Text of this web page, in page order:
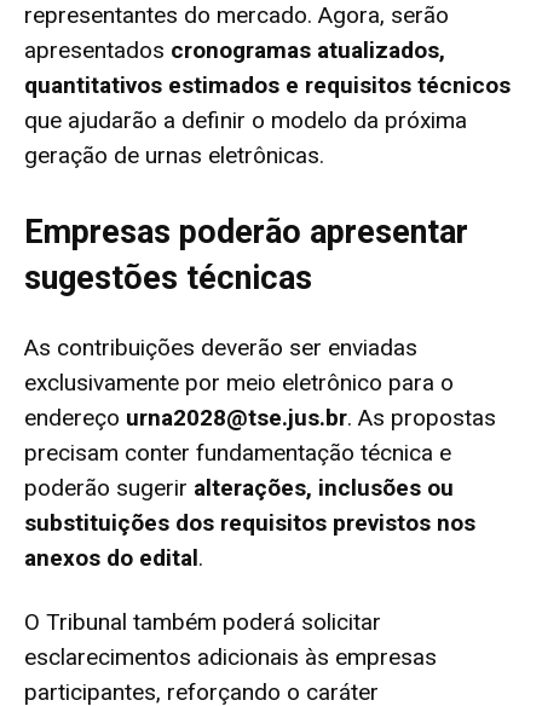
representantes do mercado. Agora, serão
apresentados cronogramas atualizados,
quantitativos estimados e requisitos técnicos
que ajudarão a definir o modelo da próxima
geração de urnas eletrônicas.
Empresas poderão apresentar
sugestões técnicas
As contribuições deverão ser enviadas
exclusivamente por meio eletrônico para o
endereço urna2028@tse.jus.br. As propostas
precisam conter fundamentação técnica e
poderão sugerir alterações, inclusões ou
substituições dos requisitos previstos nos
anexos do edital.
O Tribunal também poderá solicitar
esclarecimentos adicionais às empresas
participantes, reforçando o caráter